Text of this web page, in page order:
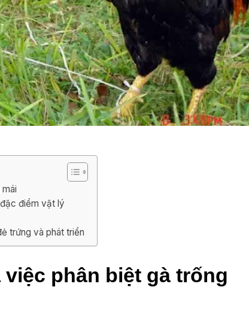
điểm vật lý
trứng và phát triển
phân biệt gà trống